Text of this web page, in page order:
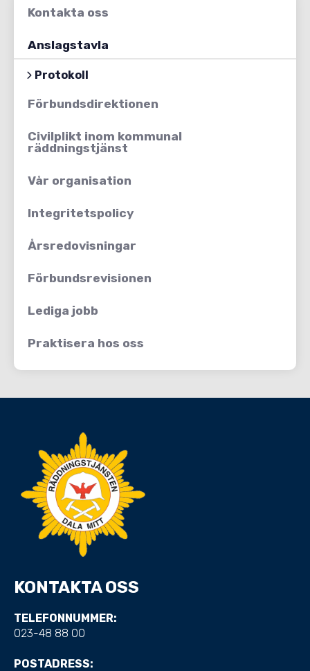
Kontakta oss
Anslagstavla
Protokoll
Förbundsdirektionen
Civilplikt inom kommunal
räddningstjänst
Vår organisation
Integritetspolicy
Årsredovisningar
Förbundsrevisionen
Lediga jobb
Praktisera hos oss
KONTAKTA OSS
TELEFONNUMMER:
023-48 88 00
POSTADRESS: